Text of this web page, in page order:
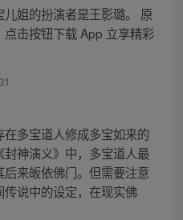
姐的扮演者是王影璐。 原
击按钮下载 App 立享精彩
多宝道人修成多宝如来的
神演义》中，多宝道人最
来皈依佛门。但需要注意
说中的设定，在现实佛